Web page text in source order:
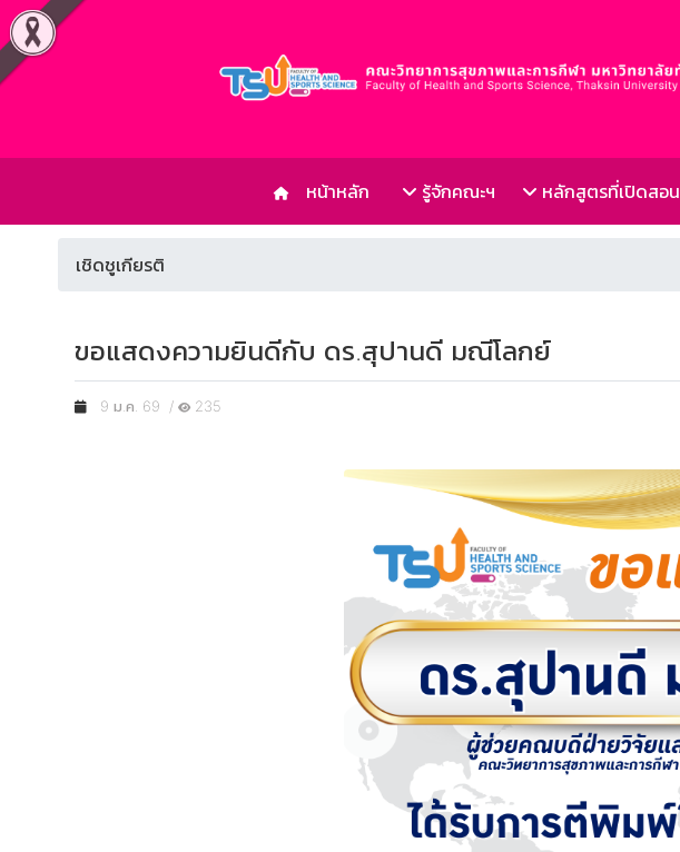
หน้าหลัก รู้จักคณะฯ หลักสูตรที่เปิดสอน
เชิดชูเกียรติ
ขอแสดงความยินดีกับ ดร.สุปานดี มณีโลกย์
9 ม.ค. 69 / 235